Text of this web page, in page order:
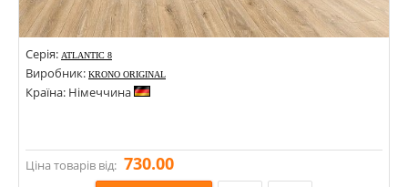
Серія: ATLANTIC 8
Виробник: KRONO ORIGINAL
Країна: Німеччина
Ціна товарів від: 730.00